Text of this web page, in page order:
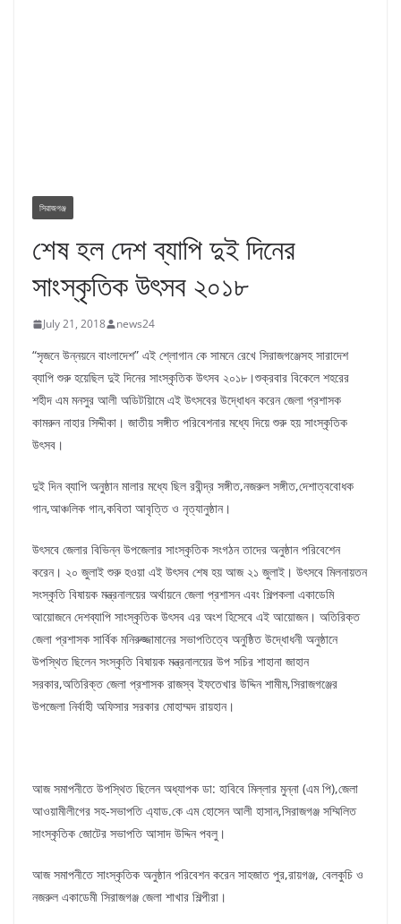
সিরাজগঞ্জ
শেষ হল দেশ ব্যাপি দুই দিনের
সাংস্কৃতিক উৎসব ২০১৮
July 21, 2018 news24
“সৃজনে উন্নয়নে বাংলাদেশ” এই শ্লোগান কে সামনে রেখে সিরাজগঞ্জেসহ সারাদেশ
ব্যাপি শুরু হয়েছিল দুই দিনের সাংস্কৃতিক উৎসব ২০১৮।শুক্রবার বিকেলে শহরের
শহীদ এম মনসুর আলী অডিটয়িামে এই উৎসবের উদ্ধোধন করেন জেলা প্রশাসক
কামরুন নাহার সিদ্দীকা। জাতীয় সঙ্গীত পরিবেশনার মধ্যে দিয়ে শুরু হয় সাংস্কৃতিক
উৎসব।
দুই দিন ব্যাপি অনুষ্ঠান মালার মধ্যে ছিল রবীন্দ্র সঙ্গীত,নজরুল সঙ্গীত,দেশাত্ববোধক
গান,আঞ্চলিক গান,কবিতা আবৃত্তি ও নৃত্যানুষ্ঠান।
উৎসবে জেলার বিভিন্ন উপজেলার সাংস্কৃতিক সংগঠন তাদের অনুষ্ঠান পরিবেশেন
করেন। ২০ জুলাই শুরু হওয়া এই উৎসব শেষ হয় আজ ২১ জুলাই। উৎসবে মিলনায়তন
সংস্কৃতি বিষায়ক মন্ত্রনালয়ের অর্থায়নে জেলা প্রশাসন এবং শিল্পকলা একাডেমি
আয়োজনে দেশব্যাপি সাংস্কৃতিক উৎসব এর অংশ হিসেবে এই আয়োজন। অতিরিক্ত
জেলা প্রশাসক সার্বিক মনিরুজ্জামানের সভাপতিত্বে অনুষ্ঠিত উদ্ধোধনী অনুষ্ঠানে
উপস্থিত ছিলেন সংস্কৃতি বিষায়ক মন্ত্রনালয়ের উপ সচির শাহানা জাহান
সরকার,অতিরিক্ত জেলা প্রশাসক রাজস্ব ইফতেখার উদ্দিন শামীম,সিরাজগঞ্জের
উপজেলা নির্বাহী অফিসার সরকার মোহাম্মদ রায়হান।
আজ সমাপনীতে উপস্থিত ছিলেন অধ্যাপক ডা: হাবিবে মিল্লার মুন্না (এম পি),জেলা
আওয়ামীলীগের সহ-সভাপতি এ্যাড.কে এম হোসেন আলী হাসান,সিরাজগঞ্জ সম্মিলিত
সাংস্কৃতিক জোটের সভাপতি আসাদ উদ্দিন পবলু।
আজ সমাপনীতে সাংস্কৃতিক অনুষ্ঠান পরিবেশন করেন সাহজাত পুর,রায়গঞ্জ, বেলকুচি ও
নজরুল একাডেমী সিরাজগঞ্জ জেলা শাখার শিল্পীরা।